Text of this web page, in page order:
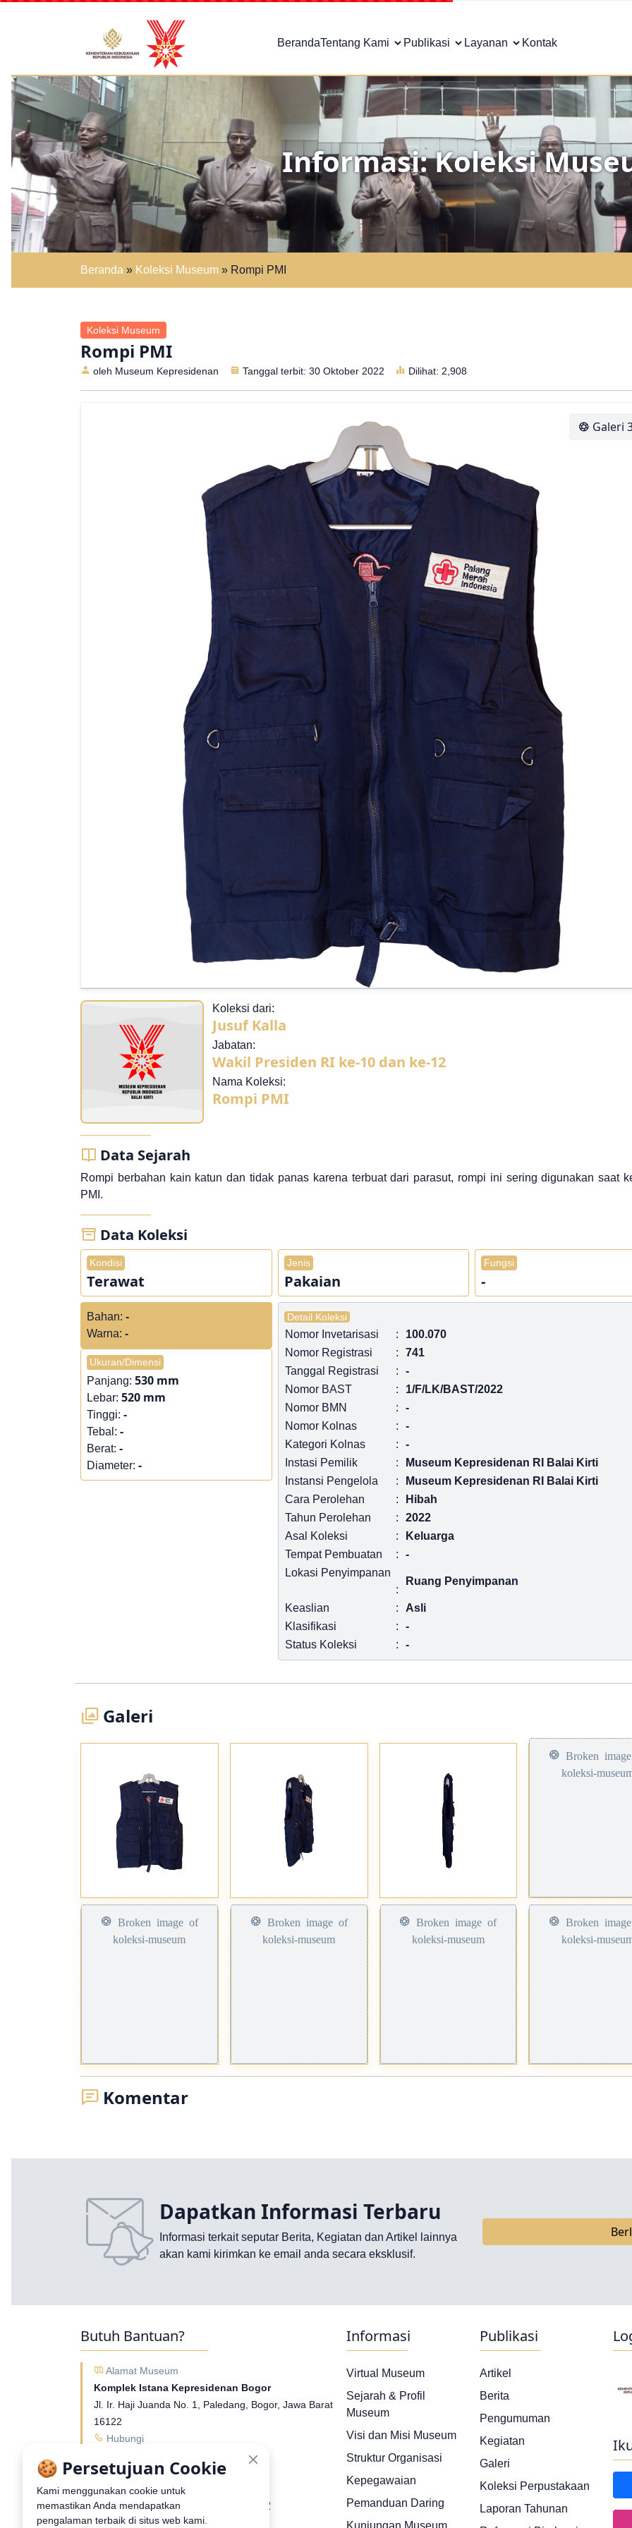
BerandaTentang Kami Publikasi Layanan Kontak
Informasi: Koleksi
Beranda » Koleksi Museum » Rompi PMI
Koleksi Museum
Rompi PMI
oleh Museum Kepresidenan Tanggal terbit: 30 Oktober 2022 Dilihat: 2,908
Galeri
Koleksi dari:
Jusuf Kalla
Jabatan:
Wakil Presiden RI ke-10 dan ke-12
Nama Koleksi:
Rompi PMI
Data Sejarah
Rompi berbahan kain katun dan tidak panas karena terbuat dari parasut, rompi ini sering digunakan saat
PMI.
Data Koleksi
Kondisi
Terawat
Jenis
Pakaian
Fungsi
-
Bahan: -
Warna: -
Ukuran/Dimensi
Panjang: 530 mm
Lebar: 520 mm
Tinggi: -
Tebal: -
Berat: -
Diameter: -
Detail Koleksi
Nomor Invetarisasi :
100.070
Nomor Registrasi
:
741
Tanggal Registrasi
:
-
Nomor BAST
:
1/F/LK/BAST/2022
Nomor BMN
:
-
Nomor Kolnas
:
-
Kategori Kolnas
:
-
Instasi Pemilik
:
Museum Kepresidenan RI Balai Kirti
Instansi Pengelola
:
Museum Kepresidenan RI Balai Kirti
Cara Perolehan
:
Hibah
Tahun Perolehan
:
2022
Asal Koleksi
:
Keluarga
Tempat Pembuatan
:
-
Lokasi Penyimpanan
:
Ruang Penyimpanan
Keaslian :
Asli
Klasifikasi
:
-
Status Koleksi
: -
Galeri
Komentar
Dapatkan Informasi Terbaru
Informasi terkait seputar Berita, Kegiatan dan Artikel lainnya
akan kami kirimkan ke email anda secara eksklusif.
Butuh Bantuan?
Alamat Museum
Komplek Istana Kepresidenan Bogor
Jl. Ir. Haji Juanda No. 1, Paledang, Bogor, Jawa Barat
16122
Hubungi
Whatsapp
Museum Kepresidenan RI - 1
Telepon/Whatsapp:
+6281211511622
Museum Kepresidenan RI - 2
Informasi
Virtual Museum
Sejarah & Profil
Museum
Visi dan Misi Museum
Struktur Organisasi
Kepegawaian
Pemanduan Daring
Kunjungan Museum
Publikasi
Artikel
Berita
Pengumuman
Kegiatan
Galeri
Koleksi Perpustakaan
Laporan Tahunan
🍪 Persetujuan Cookie
Kami menggunakan cookie untuk
memastikan Anda mendapatkan
pengalaman terbaik di situs web kami.